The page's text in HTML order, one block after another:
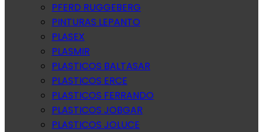
PFERD RUGGEBERG
PINTURAS LEPANTO
PLASEX
PLASMIR
PLASTICOS BALTASAR
PLASTICOS ERCE
PLASTICOS FERRANDO
PLASTICOS JOBGAR
PLASTICOS JOLUCE